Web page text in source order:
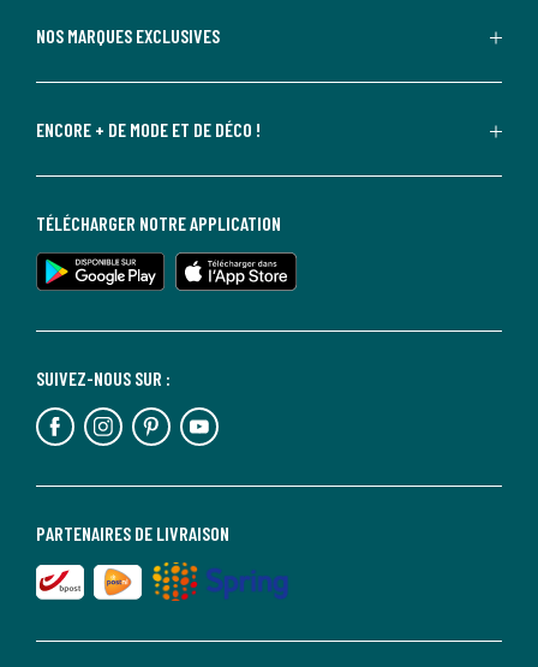
NOS MARQUES EXCLUSIVES
ENCORE + DE MODE ET DE DÉCO !
PARTENAIRES DE LIVRAISON
SUIVEZ-NOUS SUR :
TÉLÉCHARGER NOTRE APPLICATION